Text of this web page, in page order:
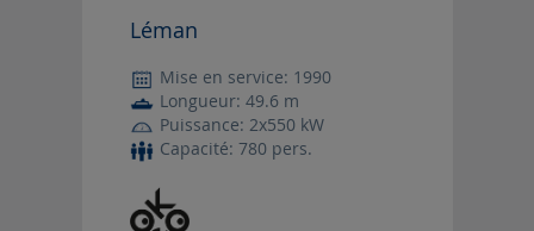
Léman
Mise en service: 1990
Longueur: 49.6 m
Puissance: 2x550 kW
Capacité: 780 pers.